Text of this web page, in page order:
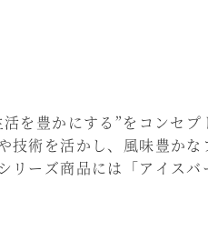
を豊かにする”をコンセ
術を活かし、風味豊かな
ーズ商品には「アイス